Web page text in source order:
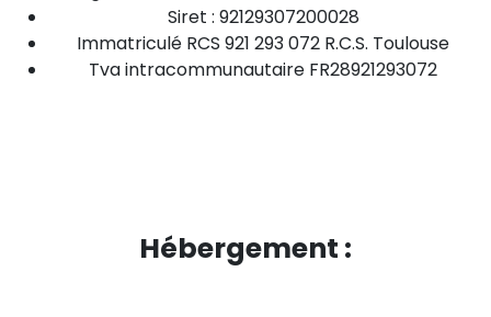
Siret : 92129307200028
Immatriculé RCS 921 293 072 R.C.S. Toulouse
Tva intracommunautaire FR28921293072
Hébergement :